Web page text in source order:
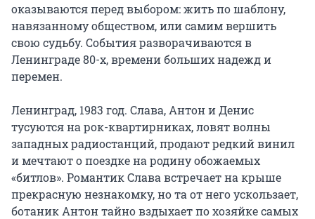
оказываются перед выбором: жить по шаблону,
навязанному обществом, или самим вершить
свою судьбу. События разворачиваются в
Ленинграде 80-х, времени больших надежд и
перемен.
Ленинград, 1983 год. Слава, Антон и Денис
тусуются на рок-квартирниках, ловят волны
западных радиостанций, продают редкий винил
и мечтают о поездке на родину обожаемых
«битлов». Романтик Слава встречает на крыше
прекрасную незнакомку, но та от него ускользает,
ботаник Антон тайно вздыхает по хозяйке самых